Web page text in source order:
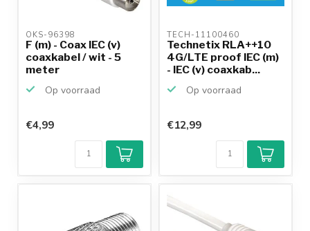
OKS-96398
F (m) - Coax IEC (v)
coaxkabel / wit - 5
meter
Op voorraad
€4,99
TECH-11100460
Technetix RLA++10
4G/LTE proof IEC (m)
- IEC (v) coaxkab...
Op voorraad
€12,99